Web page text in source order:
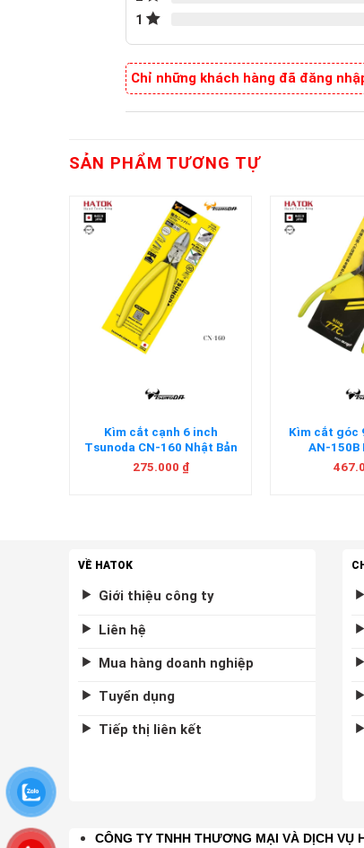
1
Chỉ những khách hàng đã đăng
SẢN PHẨM TƯƠNG TỰ
Kìm cắt cạnh 6 inch
Tsunoda CN-160 Nhật Bản
275.000 ₫
Kìm cắt góc
AN-150B
VỀ HATOK
Giới thiệu công ty
Liên hệ
Mua hàng doanh nghiệp
Tuyển dụng
Tiếp thị liên kết
CÔNG TY TNHH THƯƠNG MẠI VÀ DỊCH VỤ